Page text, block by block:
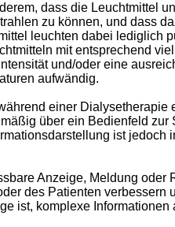
dass die Leuchtmittel
zu können, und dass
leuchten dabei lediglich
mit entsprechend
und/oder eine
aufwändig.
einer
über ein Bedienfeld
ist
Anzeige, Meldung
des Patienten
ist, komplexe